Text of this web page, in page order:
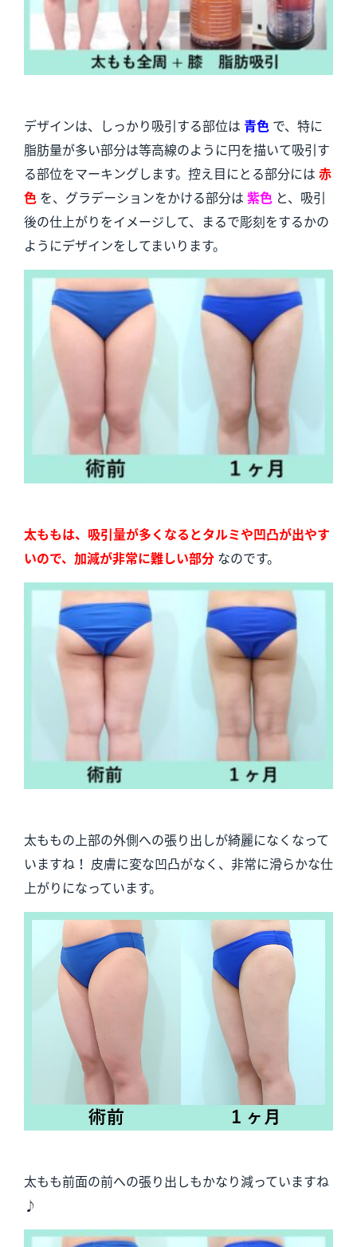
デザインは、しっかり吸引する部位は 青色 で、特に
脂肪量が多い部分は等高線のように円を描いて吸引す
る部位をマーキングします。控え目にとる部分には 赤
色 を、グラデーションをかける部分は 紫色 と、吸引
後の仕上がりをイメージして、まるで彫刻をするかの
ようにデザインをしてまいります。
太ももは、吸引量が多くなるとタルミや凹凸が出やす
いので、加減が非常に難しい部分 なのです。
太ももの上部の外側への張り出しが綺麗になくなって
いますね！ 皮膚に変な凹凸がなく、非常に滑らかな仕
上がりになっています。
太もも前面の前への張り出しもかなり減っていますね
♪